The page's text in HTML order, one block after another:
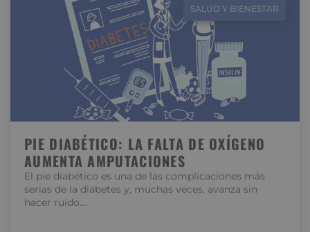
SALUD Y BIENESTAR
PIE DIABÉTICO: LA FALTA DE OXÍGENO
AUMENTA AMPUTACIONES
El pie diabético es una de las complicaciones más
serias de la diabetes y, muchas veces, avanza sin
hacer ruido….